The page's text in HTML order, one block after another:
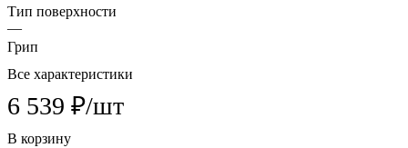
Тип поверхности
—
Грип
Все характеристики
6 539 ₽/шт
В корзину